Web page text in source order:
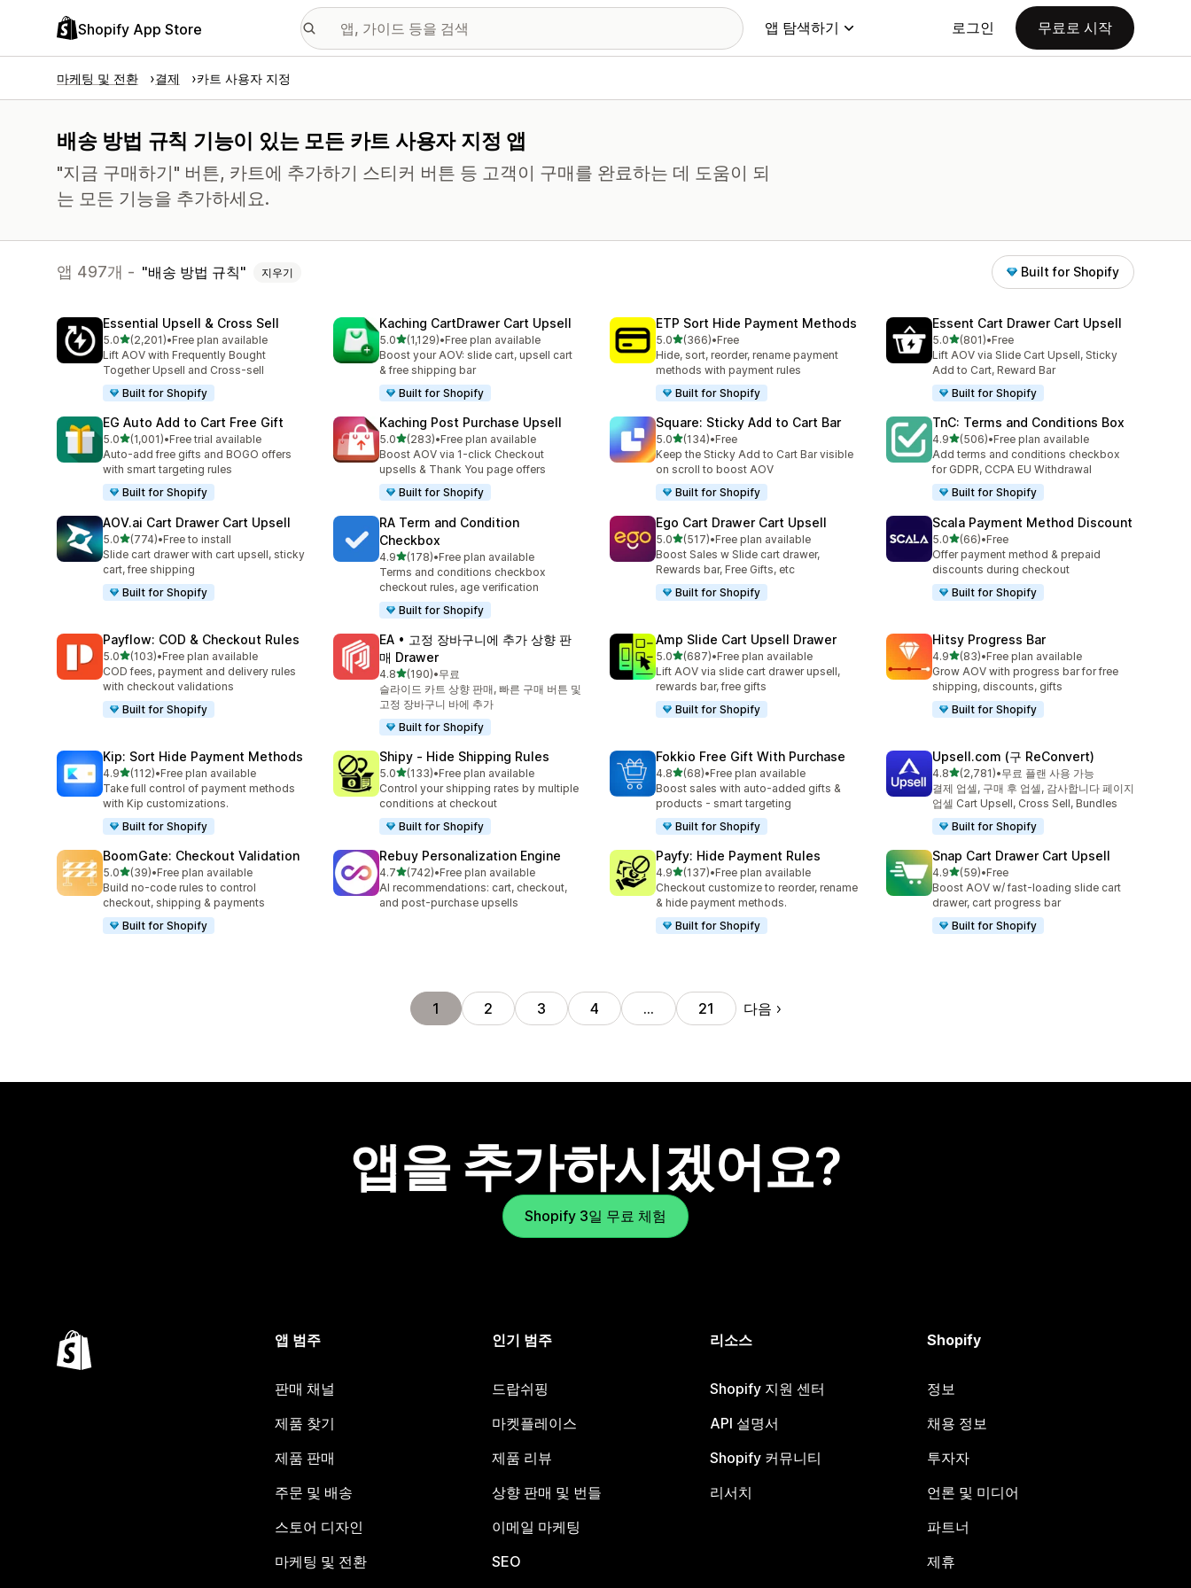
Shopify App Store 앱 탐색하기 로그인 무료로 시작
마케팅 및 전환 결제 카트 사용자 지정
배송 방법 규칙 기능이 있는 모든 카트 사용자 지정 앱
"지금 구매하기" 버튼, 카트에 추가하기 스티커 버튼 등 고객이 구매를 완료하는 데 도움이 되
는 모든 기능을 추가하세요.
앱 497개 - 배송 방법 규칙 지우기 Built for Shopify
Essential Upsell & Cross Sell
5.0별 5개 중
(2,201)
총 리뷰 2201개
•Free plan available
Lift AOV with Frequently Bought
Together Upsell and Cross-sell
Built for Shopify
Kaching CartDrawer Cart Upsell
5.0별 5개 중
(1,129)
총 리뷰 1129개
•Free plan available
Boost your AOV: slide cart, upsell cart
& free shipping bar
Built for Shopify
ETP Sort Hide Payment Methods
5.0별 5개 중
(366)
총 리뷰 366개
•Free
Hide, sort, reorder, rename payment
methods with payment rules
Built for Shopify
Essent Cart Drawer Cart Upsell
5.0별 5개 중
(801)
총 리뷰 801개
•Free
Lift AOV via Slide Cart Upsell, Sticky
Add to Cart, Reward Bar
Built for Shopify
EG Auto Add to Cart Free Gift
5.0별 5개 중
(1,001)
총 리뷰 1001개
•Free trial available
Auto-add free gifts and BOGO offers
with smart targeting rules
Built for Shopify
Kaching Post Purchase Upsell
5.0별 5개 중
(283)
총 리뷰 283개
•Free plan available
Boost AOV via 1-click Checkout
upsells & Thank You page offers
Built for Shopify
Square: Sticky Add to Cart Bar
5.0별 5개 중
(134)
총 리뷰 134개
•Free
Keep the Sticky Add to Cart Bar visible
on scroll to boost AOV
Built for Shopify
TnC: Terms and Conditions Box
4.9별 5개 중
(506)
총 리뷰 506개
•Free plan available
Add terms and conditions checkbox
for GDPR, CCPA EU Withdrawal
Built for Shopify
AOV.ai Cart Drawer Cart Upsell
5.0별 5개 중
(774)
총 리뷰 774개
•Free to install
Slide cart drawer with cart upsell, sticky
cart, free shipping
Built for Shopify
RA Term and Condition
Checkbox
4.9별 5개 중
(178)
총 리뷰 178개
•Free plan available
Terms and conditions checkbox
checkout rules, age verification
Built for Shopify
Ego Cart Drawer Cart Upsell
5.0별 5개 중
(517)
총 리뷰 517개
•Free plan available
Boost Sales w Slide cart drawer,
Rewards bar, Free Gifts, etc
Built for Shopify
Scala Payment Method Discount
5.0별 5개 중
(66)
총 리뷰 66개
•Free
Offer payment method & prepaid
discounts during checkout
Built for Shopify
Payflow: COD & Checkout Rules
5.0별 5개 중
(103)
총 리뷰 103개
•Free plan available
COD fees, payment and delivery rules
with checkout validations
Built for Shopify
EA • 고정 장바구니에 추가 상향 판
매 Drawer
4.8별 5개 중
(190)
총 리뷰 190개
•무료
슬라이드 카트 상향 판매, 빠른 구매 버튼 및
고정 장바구니 바에 추가
Built for Shopify
Amp Slide Cart Upsell Drawer
5.0별 5개 중
(687)
총 리뷰 687개
•Free plan available
Lift AOV via slide cart drawer upsell,
rewards bar, free gifts
Built for Shopify
Hitsy Progress Bar
4.9별 5개 중
(83)
총 리뷰 83개
•Free plan available
Grow AOV with progress bar for free
shipping, discounts, gifts
Built for Shopify
Kip: Sort Hide Payment Methods
4.9별 5개 중
(112)
총 리뷰 112개
•Free plan available
Take full control of payment methods
with Kip customizations.
Built for Shopify
Shipy ‑ Hide Shipping Rules
5.0별 5개 중
(133)
총 리뷰 133개
•Free plan available
Control your shipping rates by multiple
conditions at checkout
Built for Shopify
Fokkio Free Gift With Purchase
4.8별 5개 중
(68)
총 리뷰 68개
•Free plan available
Boost sales with auto-added gifts &
products - smart targeting
Built for Shopify
Upsell.com (구 ReConvert)
4.8별 5개 중
(2,781)
총 리뷰 2781개
•무료 플랜 사용 가능
결제 업셀, 구매 후 업셀, 감사합니다 페이지
업셀 Cart Upsell, Cross Sell, Bundles
Built for Shopify
BoomGate: Checkout Validation
5.0별 5개 중
(39)
총 리뷰 39개
•Free plan available
Build no-code rules to control
checkout, shipping & payments
Built for Shopify
Rebuy Personalization Engine
4.7별 5개 중
(742)
총 리뷰 742개
•Free plan available
AI recommendations: cart, checkout,
and post-purchase upsells
Payfy: Hide Payment Rules
4.9별 5개 중
(137)
총 리뷰 137개
•Free plan available
Checkout customize to reorder, rename
& hide payment methods.
Built for Shopify
Snap Cart Drawer Cart Upsell
4.9별 5개 중
(59)
총 리뷰 59개
•Free
Boost AOV w/ fast-loading slide cart
drawer, cart progress bar
Built for Shopify
1 2 3 4 … 21 다음
앱을 추가하시겠어요?
Shopify 3일 무료 체험
앱 범주
판매 채널
제품 찾기
제품 판매
주문 및 배송
스토어 디자인
마케팅 및 전환
인기 범주
드랍쉬핑
마켓플레이스
제품 리뷰
상향 판매 및 번들
이메일 마케팅
SEO
리소스
Shopify 지원 센터
API 설명서
Shopify 커뮤니티
리서치
Shopify
정보
채용 정보
투자자
언론 및 미디어
파트너
제휴